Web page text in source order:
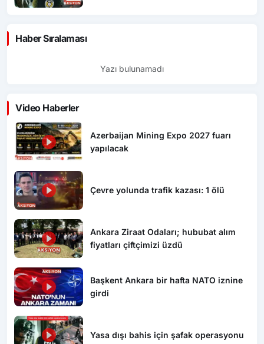
Haber Sıralaması
Yazı bulunamadı
Video Haberler
Azerbaijan Mining Expo 2027 fuarı
yapılacak
Çevre yolunda trafik kazası: 1 ölü
Ankara Ziraat Odaları; hububat alım
fiyatları çiftçimizi üzdü
Başkent Ankara bir hafta NATO iznine
girdi
Yasa dışı bahis için şafak operasyonu